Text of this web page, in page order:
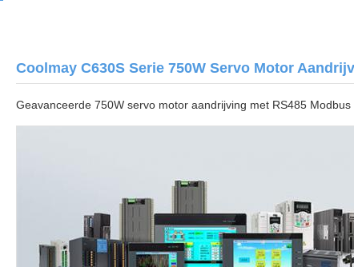
Coolmay C630S Serie 750W Servo Motor
Geavanceerde 750W servo motor aandrijving met RS485